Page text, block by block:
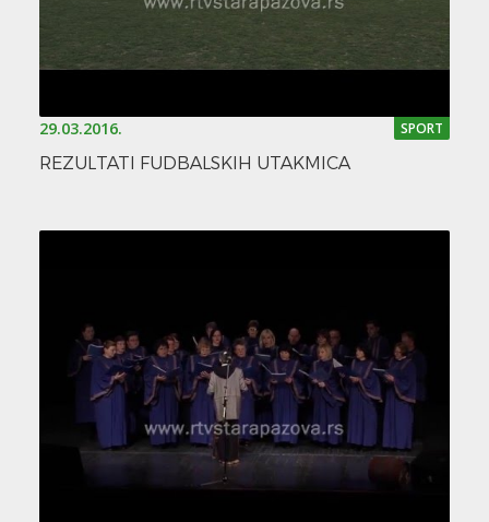
29.03.2016. SPORT
REZULTATI FUDBALSKIH UTAKMICA